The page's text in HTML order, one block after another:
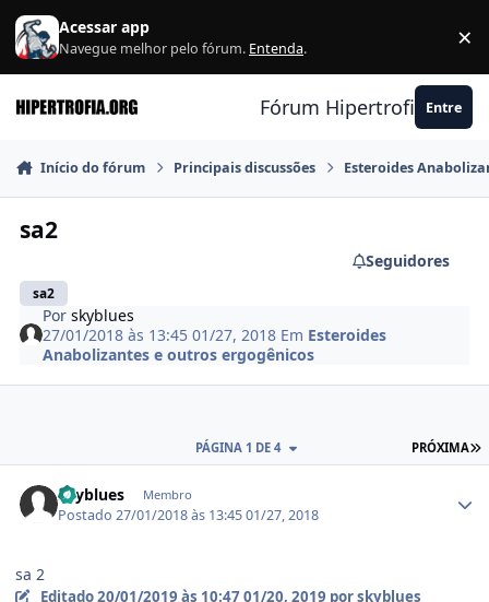
Ir para conteúdo
Acessar app
Navegue melhor pelo fórum. Entenda. ×
Fórum Hipertrofia.org
Entre
Início do fórum Principais discussões Esteroides
sa2
sa2
Seguidores
Porskyblues
27/01/2018 às 13:4501/27, 2018 Em Esteroides
Anabolizantes e outros ergogênicos
PRÓXIMA
PÁGINA 1 DE 4
skyblues Membro
Postado27/01/2018 às 13:4501/27, 2018
sa 2
Editado20/01/2019 às 10:4701/20, 2019 por skyblues